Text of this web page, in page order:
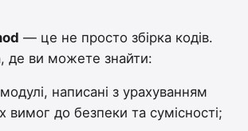
— це не просто збірка кодів.
де ви можете знайти:
написані з урахуванням
вимог до безпеки та сумісності;